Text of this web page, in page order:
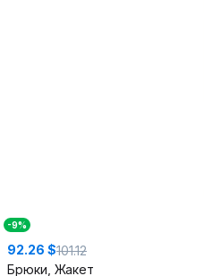
-9%
92.26 $101.12
Брюки, Жакет